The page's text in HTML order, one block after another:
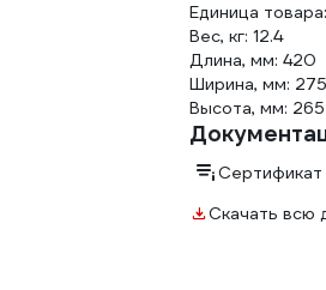
Единица
Вес, кг: 12.4
Длина, мм: 420
Ширина, мм: 275
Высота, мм: 265
Сертификат
Скачать всю